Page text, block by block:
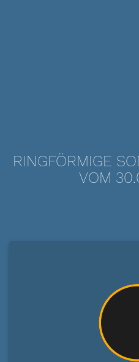
RINGFÖRMIGE
VOM